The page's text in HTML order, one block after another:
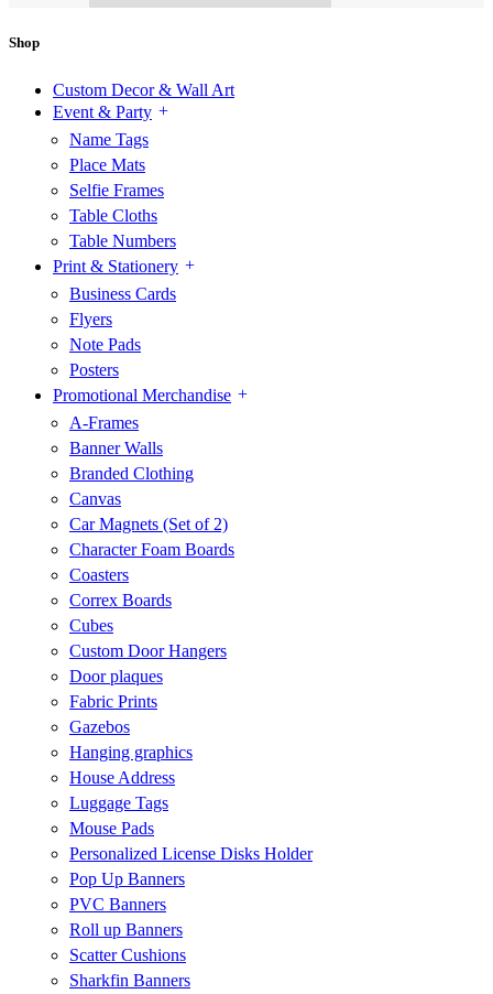
Shop
Custom Decor & Wall Art
Event & Party
Name Tags
Place Mats
Selfie Frames
Table Cloths
Table Numbers
Print & Stationery
Business Cards
Flyers
Note Pads
Posters
Promotional Merchandise
A-Frames
Banner Walls
Branded Clothing
Canvas
Car Magnets (Set of 2)
Character Foam Boards
Coasters
Correx Boards
Cubes
Custom Door Hangers
Door plaques
Fabric Prints
Gazebos
Hanging graphics
House Address
Luggage Tags
Mouse Pads
Personalized License Disks Holder
Pop Up Banners
PVC Banners
Roll up Banners
Scatter Cushions
Sharkfin Banners